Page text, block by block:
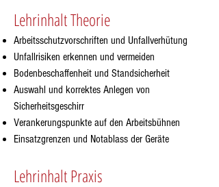
Lehrinhalt Theorie
Arbeitsschutzvorschriften und Unfallverhütung
Unfallrisiken erkennen und vermeiden
Bodenbeschaffenheit und Standsicherheit
Auswahl und korrektes Anlegen von
Sicherheitsgeschirr
Verankerungspunkte auf den Arbeitsbühnen
Einsatzgrenzen und Notablass der Geräte
Lehrinhalt Praxis